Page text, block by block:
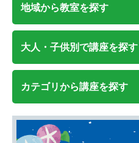
地域から教室を探す
大人・子供別で講座を探す
カテゴリから講座を探す